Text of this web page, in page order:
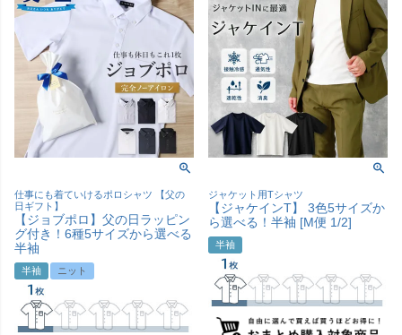
仕事にも着ていけるポロシャツ 【父の
日ギフト】
【ジョブポロ】父の日ラッピン
グ付き！6種5サイズから選べる
半袖
半袖 ニット
ジャケット用Tシャツ
【ジャケインT】 3色5サイズか
ら選べる！半袖 [M便 1/2]
半袖